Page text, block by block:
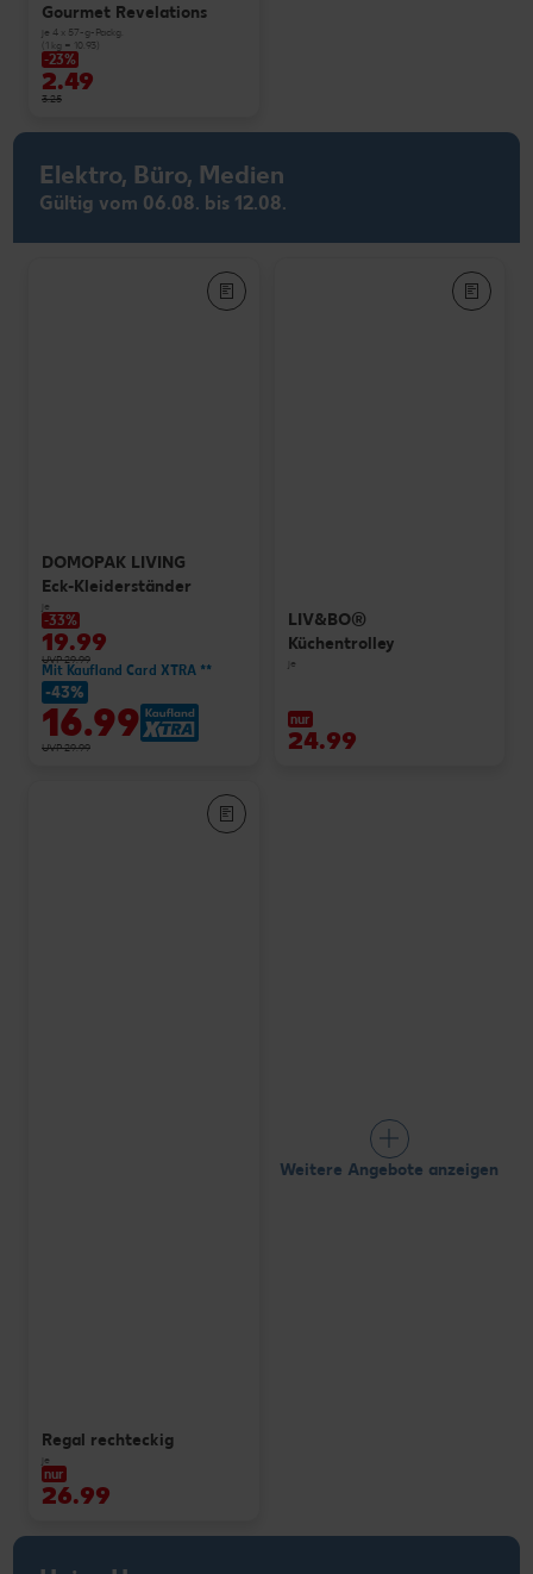
Gourmet Revelations
je 4 x 57-g-Packg.
(1 kg = 10.93)
-23%
2.49
3.25
Elektro, Büro, Medien
Gültig vom 06.08. bis 12.08.
DOMOPAK LIVING
Eck-Kleiderständer
je
-33%
19.99
UVP 29.99
Mit Kaufland Card XTRA **
-43%
16.99
UVP 29.99
LIV&BO®
Küchentrolley
je
nur
24.99
Regal rechteckig
je
nur
26.99
Weitere Angebote anzeigen